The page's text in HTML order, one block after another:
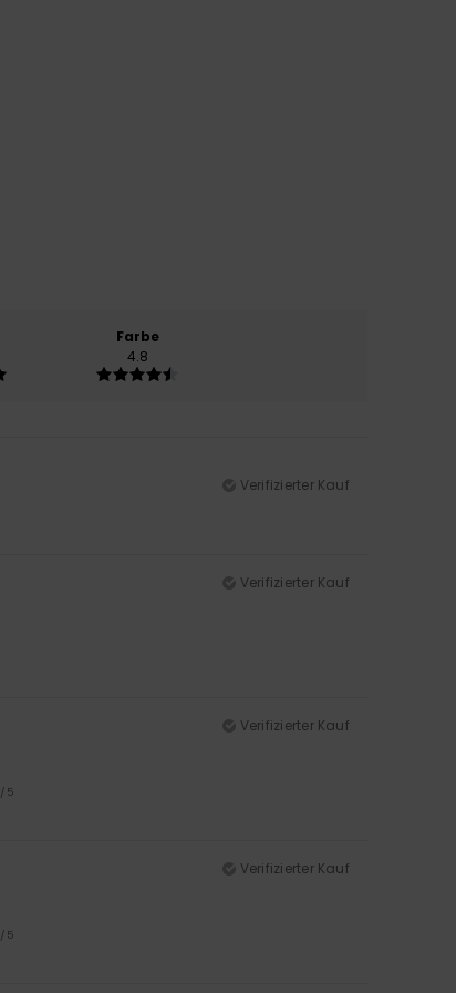
Farbe
4.8
Verifizierter Kauf
Verifizierter Kauf
Verifizierter Kauf
/5
Verifizierter Kauf
/5